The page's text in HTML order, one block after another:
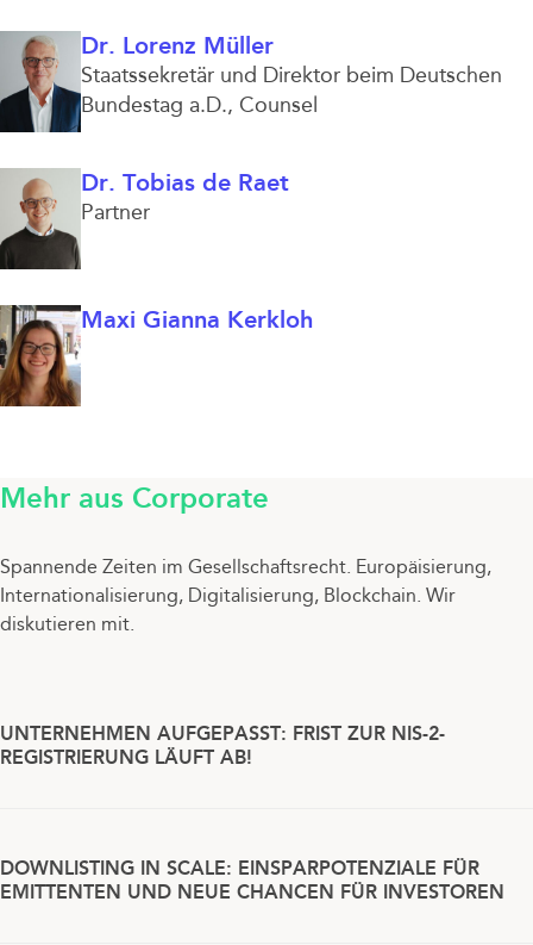
Dr. Lorenz Müller
Staatssekretär und Direktor beim Deutschen
Bundestag a.D. Counsel
Dr. Tobias de Raet
Partner
Maxi Gianna Kerkloh
Mehr aus Corporate
Spannende Zeiten im Gesellschaftsrecht. Europäisierung,
Internationalisierung, Digitalisierung, Blockchain. Wir
diskutieren mit.
UNTERNEHMEN AUFGEPASST: FRIST ZUR NIS-2-
REGISTRIERUNG LÄUFT AB!
DOWNLISTING IN SCALE: EINSPARPOTENZIALE FÜR
EMITTENTEN UND NEUE CHANCEN FÜR INVESTOREN